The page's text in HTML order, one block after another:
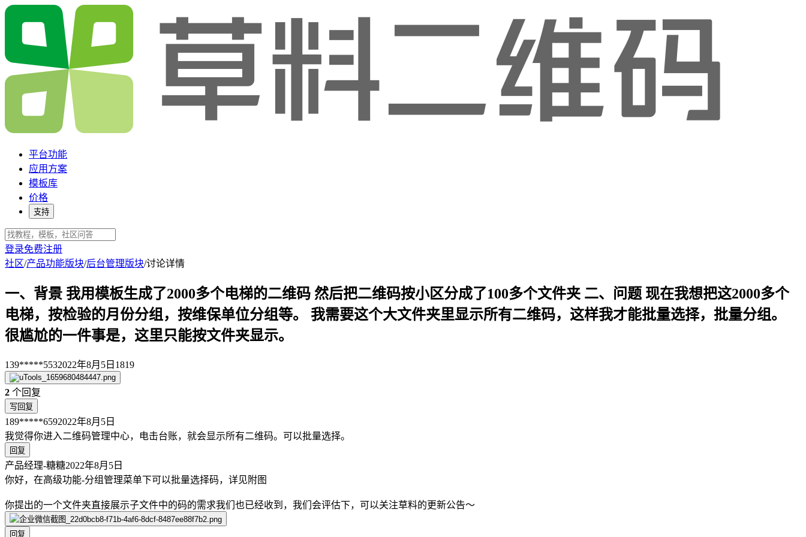
平台功能
应用方案
模板库
价格
支持
登录免费注册
社区/产品功能版块/后台管理版块/讨论详情
一、背景 我用模板生成了2000多个电梯的二维码 然后把二维码按小区分成了100多个文件夹 二、问题 现在我想把这2000多个
电梯，按检验的月份分组，按维保单位分组等。 我需要这个大文件夹里显示所有二维码，这样我才能批量选择，批量分组。
很尴尬的一件事是，这里只能按文件夹显示。
139*****5532022年8月5日 1819
2 个回复
写回复
189*****6592022年8月5日
我觉得你进入二维码管理中心，电击台账，就会显示所有二维码。可以批量选择。
回复
产品经理-糖糖2022年8月5日
你好，在高级功能-分组管理菜单下可以批量选择码，详见附图
你提出的一个文件夹直接展示子文件中的码的需求我们也已经收到，我们会评估下，可以关注草料的更新公告～
回复